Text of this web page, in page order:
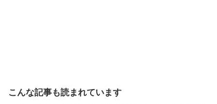
こんな記事も読まれています